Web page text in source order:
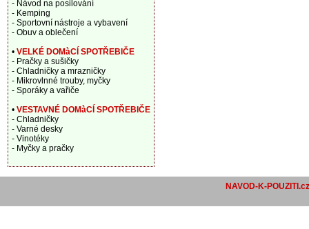
- Návod na posilování
- Kemping
- Sportovní nástroje a vybavení
- Obuv a oblečení
• VELKÉ DOMàCÍ SPOTŘEBIČE
- Pračky a sušičky
- Chladničky a mrazničky
- Mikrovlnné trouby, myčky
- Sporáky a vařiče
• VESTAVNÉ DOMàCÍ SPOTŘEBIČE
- Chladničky
- Varné desky
- Vinotéky
- Myčky a pračky
NAVOD-K-POUZITI.cz